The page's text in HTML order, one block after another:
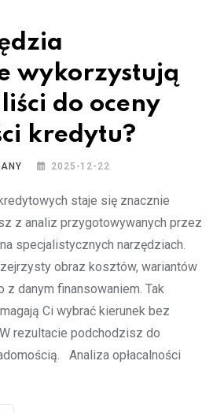
wykorzystują
do oceny
kredytu?
2025-12-22
staje się znacznie
z analiz przygotowywanych przez
specjalistycznych narzędziach.
obraz kosztów, wariantów
danym finansowaniem. Tak
Ci wybrać kierunek bez
rezultacie podchodzisz do
Analiza opłacalności